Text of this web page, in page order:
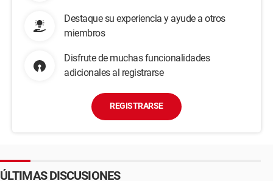
Destaque su experiencia y ayude a otros
miembros
Disfrute de muchas funcionalidades
adicionales al registrarse
REGISTRARSE
ÚLTIMAS DISCUSIONES